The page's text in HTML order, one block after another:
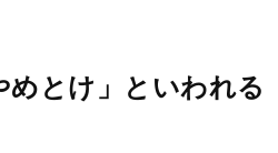
めとけ」といわれる